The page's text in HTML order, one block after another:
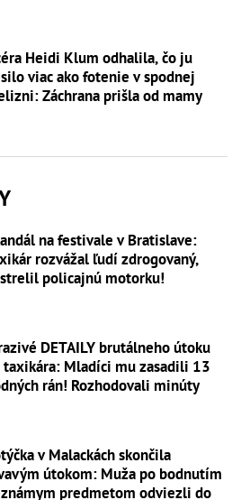
Heidi Klum odhalila, čo ju
viac ako fotenie v spodnej
Záchrana prišla od mamy
na festivale v Bratislave:
rozvážal ľudí zdrogovaný,
policajnú motorku!
DETAILY brutálneho útoku
taxikára: Mladíci mu zasadili 13
rán! Rozhodovali minúty
v Malackách skončila
útokom: Muža po bodnutím
predmetom odviezli do